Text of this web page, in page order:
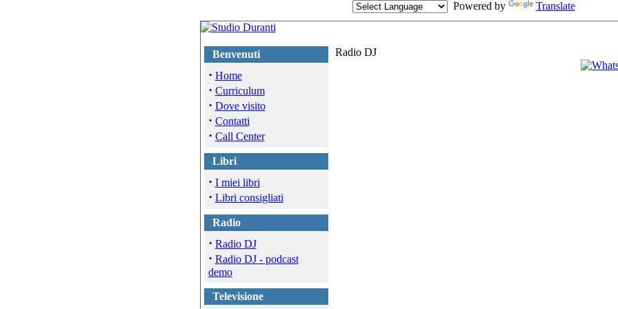
Powered by Translate
Benvenuti
· Home
· Curriculum
· Dove visito
· Contatti
· Call Center
Libri
· I miei libri
· Libri consigliati
Radio
· Radio DJ
· Radio DJ - podcast
demo
Televisione
Radio DJ